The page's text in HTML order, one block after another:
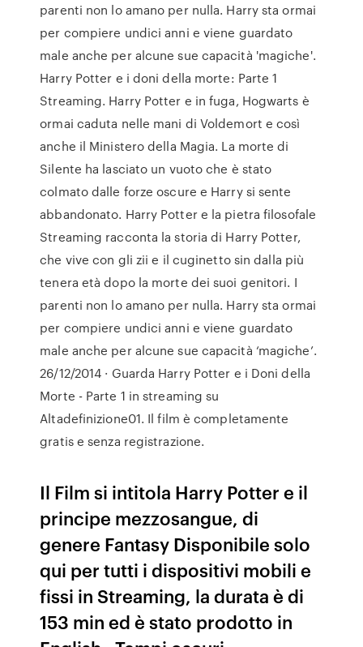
parenti non lo amano per nulla. Harry sta ormai
per compiere undici anni e viene guardato
male anche per alcune sue capacità 'magiche'.
Harry Potter e i doni della morte: Parte 1
Streaming. Harry Potter e in fuga, Hogwarts è
ormai caduta nelle mani di Voldemort e così
anche il Ministero della Magia. La morte di
Silente ha lasciato un vuoto che è stato
colmato dalle forze oscure e Harry si sente
abbandonato. Harry Potter e la pietra filosofale
Streaming racconta la storia di Harry Potter,
che vive con gli zii e il cuginetto sin dalla più
tenera età dopo la morte dei suoi genitori. I
parenti non lo amano per nulla. Harry sta ormai
per compiere undici anni e viene guardato
male anche per alcune sue capacità ‘magiche’.
26/12/2014 · Guarda Harry Potter e i Doni della
Morte - Parte 1 in streaming su
Altadefinizione01. Il film è completamente
gratis e senza registrazione.
Il Film si intitola Harry Potter e il
principe mezzosangue, di
genere Fantasy Disponibile solo
qui per tutti i dispositivi mobili e
fissi in Streaming, la durata è di
153 min ed è stato prodotto in